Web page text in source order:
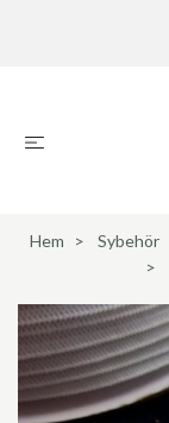
Hem Sybehör